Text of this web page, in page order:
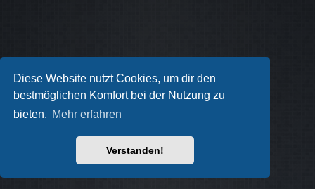
Diese Website nutzt Cookies, um dir den
bestmöglichen Komfort bei der Nutzung zu
bieten. Mehr erfahren
Verstanden!